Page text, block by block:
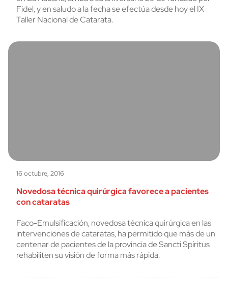
Fidel, y en saludo a la fecha se efectúa desde hoy el IX
Taller Nacional de Catarata.
16 octubre, 2016
Novedosa técnica quirúrgica favorece a pacientes
con cataratas
Faco-Emulsificación, novedosa técnica quirúrgica en las
intervenciones de cataratas, ha permitido que más de un
centenar de pacientes de la provincia de Sancti Spíritus
rehabiliten su visión de forma más rápida.